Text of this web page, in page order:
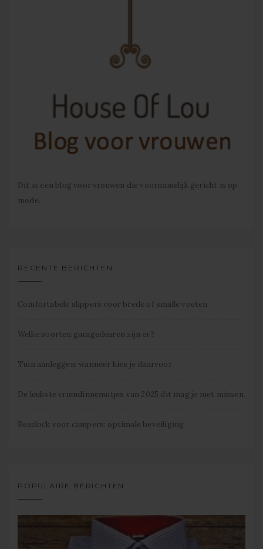
Dit is een blog voor vrouwen die voornamelijk gericht is op
mode.
RECENTE BERICHTEN
Comfortabele slippers voor brede of smalle voeten
Welke soorten garagedeuren zijn er?
Tuin aanleggen: wanneer kies je daarvoor
De leukste vriendinnenuitjes van 2025 dit mag je niet missen.
Bearlock voor campers: optimale beveiliging
POPULAIRE BERICHTEN